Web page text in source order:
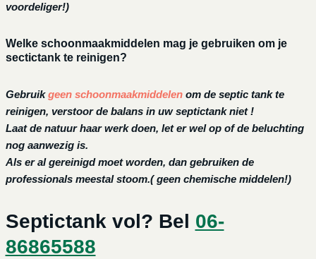
voordeliger!)
Welke schoonmaakmiddelen mag je gebruiken om je
sectictank te reinigen?
Gebruikgeen schoonmaakmiddelen om de septic tank te
reinigen, verstoor de balans in uw septictank niet !
Laat de natuur haar werk doen, let er wel op of de beluchting
nog aanwezig is.
Als er al gereinigd moet worden, dan gebruiken de
professionals meestal stoom.( geen chemische middelen!)
Septictank vol? Bel 06-
86865588